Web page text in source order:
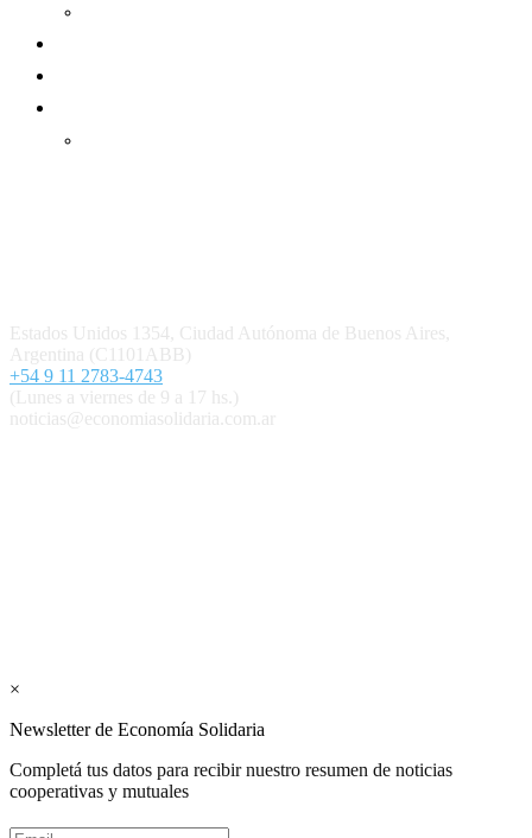
Estados Unidos 1354, Ciudad Autónoma de Buenos Aires,
Argentina (C1101ABB)
+54 9 11 2783-4743
(Lunes a viernes de 9 a 17 hs.)
noticias@economiasolidaria.com.ar
×
Newsletter de Economía Solidaria
Completá tus datos para recibir nuestro resumen de noticias
cooperativas y mutuales